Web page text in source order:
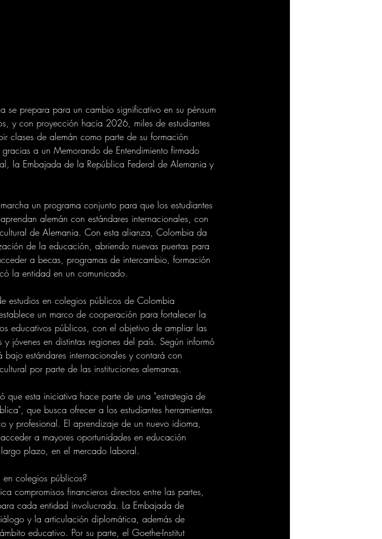
se prepara para un cambio significativo en su pénsum
y con proyección hacia 2026, miles de estudiantes
clases de alemán como parte de su formación
a un Memorando de Entendimiento firmado
la Embajada de la República Federal de Alemania y
un programa conjunto para que los estudiantes
alemán con estándares internacionales, con
de Alemania. Con esta alianza, Colombia da
de la educación, abriendo nuevas puertas para
a becas, programas de intercambio, formación
la entidad en un comunicado.
estudios en colegios públicos de Colombia
un marco de cooperación para fortalecer la
educativos públicos, con el objetivo de ampliar las
jóvenes en distintas regiones del país. Según informó
estándares internacionales y contará con
por parte de las instituciones alemanas.
que esta iniciativa hace parte de una "estrategia de
que busca ofrecer a los estudiantes herramientas
y profesional. El aprendizaje de un nuevo idioma,
a mayores oportunidades en educación
plazo, en el mercado laboral.
colegios públicos?
compromisos financieros directos entre las partes,
cada entidad involucrada. La Embajada de
y la articulación diplomática, además de
educativo. Por su parte, el Goethe-Institut